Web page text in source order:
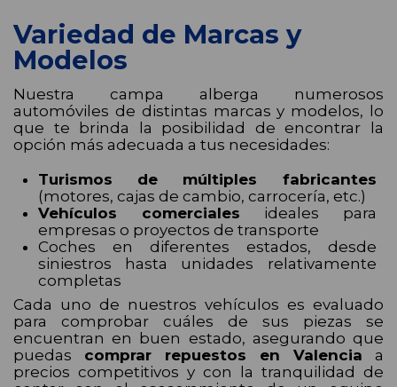
Variedad de Marcas y
Modelos
Nuestra campa alberga numerosos
automóviles de distintas marcas y modelos, lo
que te brinda la posibilidad de encontrar la
opción más adecuada a tus necesidades:
Turismos de múltiples fabricantes
(motores, cajas de cambio, carrocería, etc.)
Vehículos comerciales ideales para
empresas o proyectos de transporte
Coches en diferentes estados, desde
siniestros hasta unidades relativamente
completas
Cada uno de nuestros vehículos es evaluado
para comprobar cuáles de sus piezas se
encuentran en buen estado, asegurando que
puedas comprar repuestos en Valencia a
precios competitivos y con la tranquilidad de